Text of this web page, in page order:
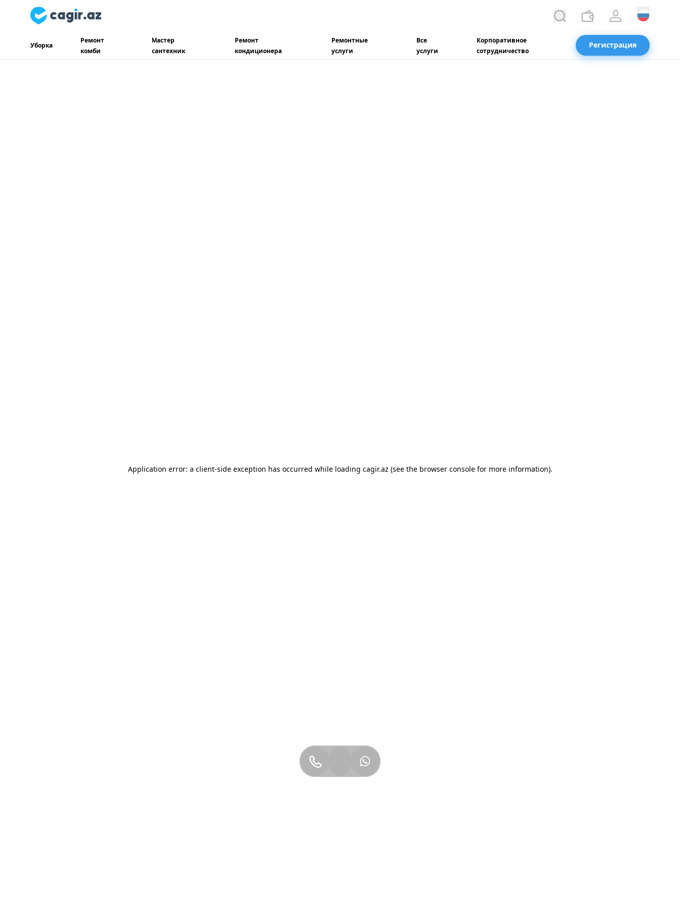
Уборка
Ремонт
комби
Mастер
сантехник
Ремонт
кондиционера
Ремонтные
услуги
Все
услуги
Корпоративное
сотрудничество
Регистрация
Application error: a client-side exception has occurred while loading cagir.az (see the browser console for more information).